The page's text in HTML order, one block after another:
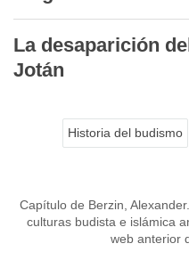
La desaparición
Jotán
Historia del budismo
Capítulo de Berzin,
culturas budista e islámica
web anterior